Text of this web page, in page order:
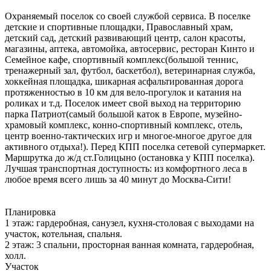
Охраняемый поселок со своей службой сервиса. В поселке
детские и спортивные площадки, Православный храм,
детский сад, детский развивающий центр, салон красоты,
магазины, аптека, автомойка, автосервис, ресторан Кинто и
Семейное кафе, спортивный комплекс(большой теннис,
тренажерный зал, футбол, баскетбол), ветеринарная служба,
хоккейная площадка, шикарная асфальтированная дорога
протяженностью в 10 км для вело-прогулок и катания на
роликах и т.д. Поселок имеет свой выход на территорию
парка Патриот(самый большой каток в Европе, музейно-
храмовый комплекс, конно-спортивный комплекс, отель,
центр военно-тактических игр и многое-многое другое для
активного отдыха!). Перед КПП поселка сетевой супермаркет.
Маршрутка до ж/д ст.Голицыно (остановка у КПП поселка).
Лучшая транспортная доступность: из комфортного леса в
любое время всего лишь за 40 минут до Москва-Сити!
Планировка
1 этаж: гардеробная, санузел, кухня-столовая с выходами на
участок, котельная, спальня.
2 этаж: 3 спальни, просторная ванная комната, гардеробная,
холл.
Участок